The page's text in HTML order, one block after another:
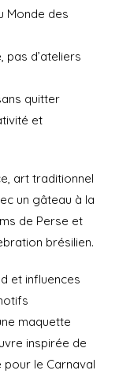
Monde des
pas d’ateliers
quitter
et
art traditionnel
un gâteau à la
de Perse et
brésilien.
et influences
maquette
inspirée de
le Carnaval